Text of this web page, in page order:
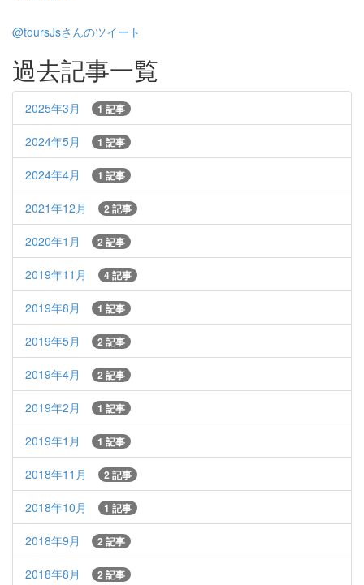
@toursJsさんのツイート
過去記事一覧
2025年3月 1 記事
2024年5月 1 記事
2024年4月 1 記事
2021年12月 2 記事
2020年1月 2 記事
2019年11月 4 記事
2019年8月 1 記事
2019年5月 2 記事
2019年4月 2 記事
2019年2月 1 記事
2019年1月 1 記事
2018年11月 2 記事
2018年10月 1 記事
2018年9月 2 記事
2018年8月 2 記事